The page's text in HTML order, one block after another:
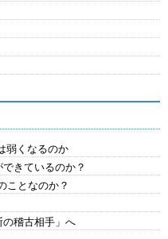
弱くなるのか
きているのか？
ことなのか？
稽古相手」へ